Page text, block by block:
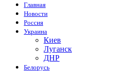
Главная
Новости
Россия
Украина
Киев
Луганск
ДНР
Белорусь